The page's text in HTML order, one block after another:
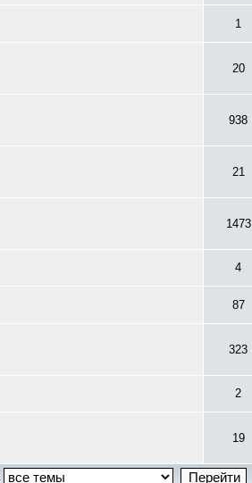
1
20
938
21
1473
4
87
323
2
19